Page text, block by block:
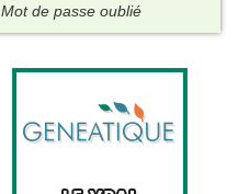
Mot de passe oublié